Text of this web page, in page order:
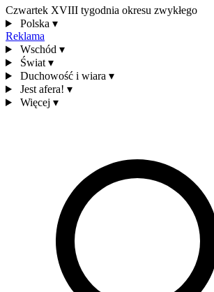
Czwartek XVIII tygodnia okresu zwykłego
Polska ▾
Reklama
Wschód ▾
Świat ▾
Duchowość i wiara ▾
Jest afera! ▾
Więcej ▾